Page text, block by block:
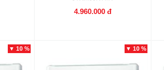
4.960.000 đ
▼ 10 % ▼ 10 %